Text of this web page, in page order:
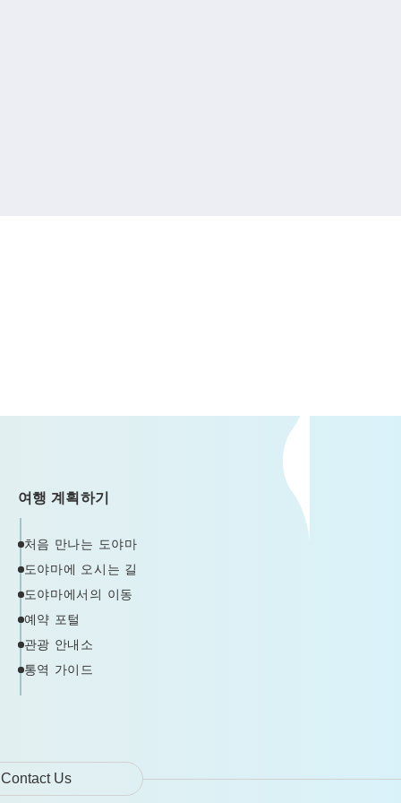
여행 계획하기
처음 만나는 도야마
도야마에 오시는 길
도야마에서의 이동
예약 포털
관광 안내소
통역 가이드
Contact Us